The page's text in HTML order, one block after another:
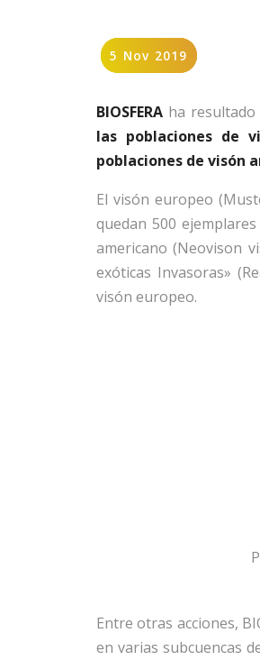
5 Nov 2019
5 Nov 2019
BIOSFERA ha
las poblaciones de
poblaciones de visón
El visón europeo
quedan 500
americano (Neovison
exóticas Invasoras»
visón europeo.
Entre otras acciones,
en varias subcuencas